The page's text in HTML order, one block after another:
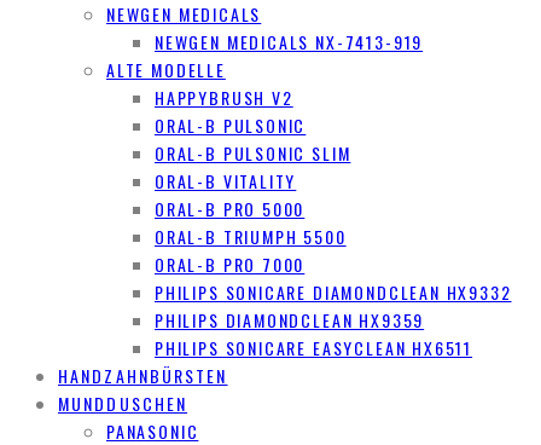
NEWGEN MEDICALS
NEWGEN MEDICALS NX-7413-919
ALTE MODELLE
HAPPYBRUSH V2
ORAL-B PULSONIC
ORAL-B PULSONIC SLIM
ORAL-B VITALITY
ORAL-B PRO 5000
ORAL-B TRIUMPH 5500
ORAL-B PRO 7000
PHILIPS SONICARE DIAMONDCLEAN HX9332
PHILIPS DIAMONDCLEAN HX9359
PHILIPS SONICARE EASYCLEAN HX6511
HANDZAHNBÜRSTEN
MUNDDUSCHEN
PANASONIC